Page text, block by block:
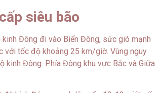
siêu bão
Đông đi vào Biển Đông, sức gió mạnh
với tốc độ khoảng 25 km/giờ. Vùng nguy
kinh Đông. Phía Đông khu vực Bắc và Giữa